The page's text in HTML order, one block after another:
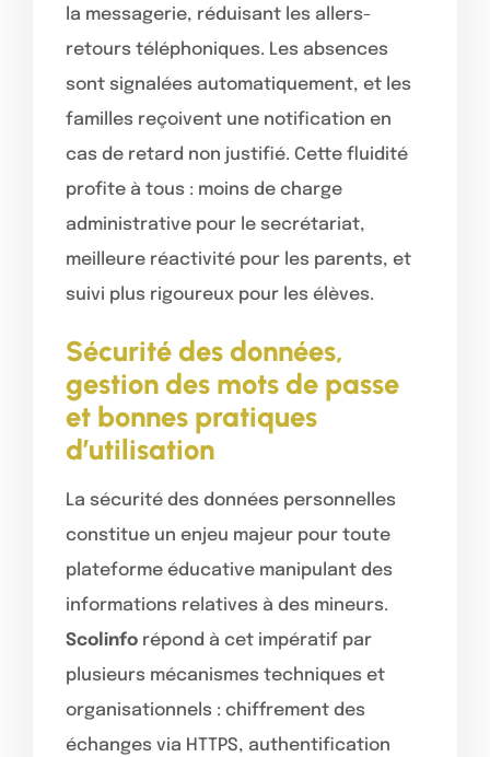
la messagerie, réduisant les allers-
retours téléphoniques. Les absences
sont signalées automatiquement, et les
familles reçoivent une notification en
cas de retard non justifié. Cette fluidité
profite à tous : moins de charge
administrative pour le secrétariat,
meilleure réactivité pour les parents, et
suivi plus rigoureux pour les élèves.
Sécurité des données,
gestion des mots de passe
et bonnes pratiques
d’utilisation
La sécurité des données personnelles
constitue un enjeu majeur pour toute
plateforme éducative manipulant des
informations relatives à des mineurs.
Scolinfo répond à cet impératif par
plusieurs mécanismes techniques et
organisationnels : chiffrement des
échanges via HTTPS, authentification